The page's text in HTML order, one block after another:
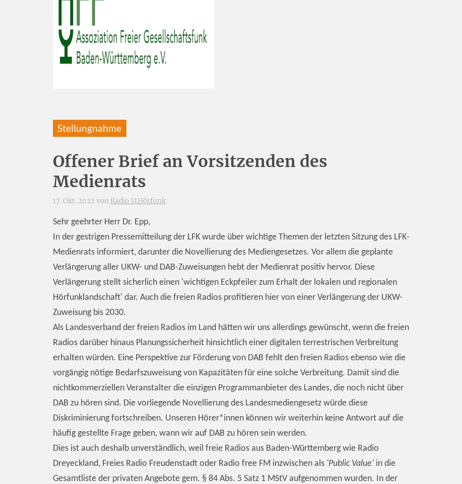
Stellungnahme
Offener Brief an Vorsitzenden des
Medienrats
17. Okt. 2022 von Radio StHörfunk
Sehr geehrter Herr Dr. Epp,
In der gestrigen Pressemitteilung der LFK wurde über wichtige Themen der letzten Sitzung des LFK-
Medienrats informiert, darunter die Novellierung des Mediengesetzes. Vor allem die geplante
Verlängerung aller UKW- und DAB-Zuweisungen hebt der Medienrat positiv hervor. Diese
Verlängerung stellt sicherlich einen 'wichtigen Eckpfeiler zum Erhalt der lokalen und regionalen
Hörfunklandschaft' dar. Auch die freien Radios profitieren hier von einer Verlängerung der UKW-
Zuweisung bis 2030.
Als Landesverband der freien Radios im Land hätten wir uns allerdings gewünscht, wenn die freien
Radios darüber hinaus Planungssicherheit hinsichtlich einer digitalen terrestrischen Verbreitung
erhalten würden. Eine Perspektive zur Förderung von DAB fehlt den freien Radios ebenso wie die
vorgängig nötige Bedarfszuweisung von Kapazitäten für eine solche Verbreitung. Damit sind die
nichtkommerziellen Veranstalter die einzigen Programmanbieter des Landes, die noch nicht über
DAB zu hören sind. Die vorliegende Novellierung des Landesmediengesetz würde diese
Diskriminierung fortschreiben. Unseren Hörer*innen können wir weiterhin keine Antwort auf die
häufig gestellte Frage geben, wann wir auf DAB zu hören sein werden.
Dies ist auch deshalb unverständlich, weil freie Radios aus Baden-Württemberg wie Radio
Dreyeckland, Freies Radio Freudenstadt oder Radio free FM inzwischen als 'Public Value'in die
Gesamtliste der privaten Angebote gem. § 84 Abs. 5 Satz 1 MStV aufgenommen wurden. In der